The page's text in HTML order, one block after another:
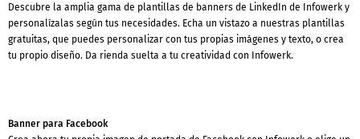
Descubre la amplia gama de plantillas de banners de LinkedIn de Infowerk y
personalízalas según tus necesidades. Echa un vistazo a nuestras plantillas
gratuitas, que puedes personalizar con tus propias imágenes y texto, o crea
tu propio diseño. Da rienda suelta a tu creatividad con Infowerk.
Banner para Facebook